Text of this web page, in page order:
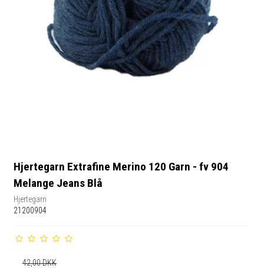
Hjertegarn Extrafine Merino 120 Garn - fv 904
Melange Jeans Blå
Hjertegarn
21200904
42,00 DKK